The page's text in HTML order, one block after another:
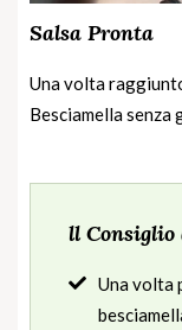
Salsa Pronta
Una volta
Besciamella
ll Consiglio
Una volta